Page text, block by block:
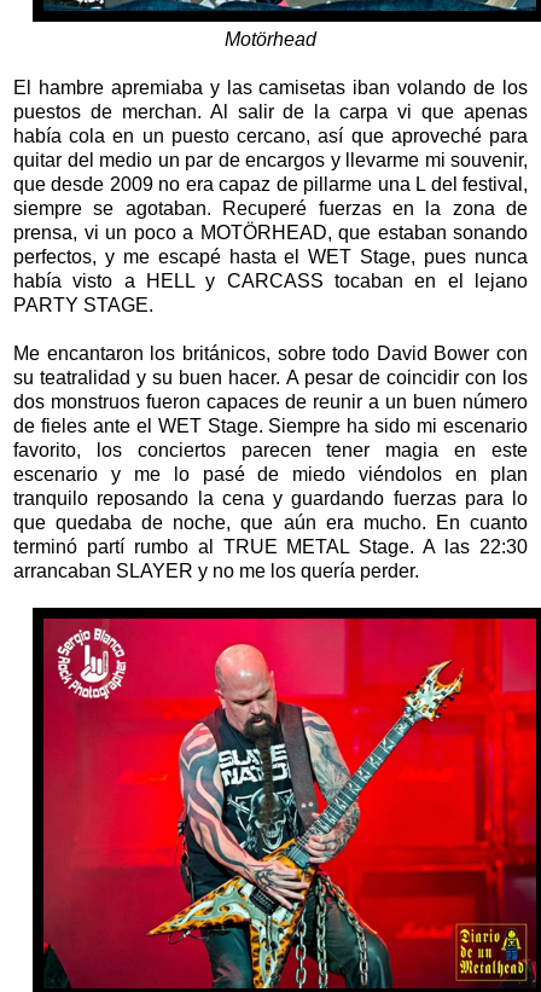
Motörhead
El hambre apremiaba y las camisetas iban volando de los
puestos de merchan. Al salir de la carpa vi que apenas
había cola en un puesto cercano, así que aproveché para
quitar del medio un par de encargos y llevarme mi souvenir,
que desde 2009 no era capaz de pillarme una L del festival,
siempre se agotaban. Recuperé fuerzas en la zona de
prensa, vi un poco a MOTÖRHEAD, que estaban sonando
perfectos, y me escapé hasta el WET Stage, pues nunca
había visto a HELL y CARCASS tocaban en el lejano
PARTY STAGE.
Me encantaron los británicos, sobre todo David Bower con
su teatralidad y su buen hacer. A pesar de coincidir con los
dos monstruos fueron capaces de reunir a un buen número
de fieles ante el WET Stage. Siempre ha sido mi escenario
favorito, los conciertos parecen tener magia en este
escenario y me lo pasé de miedo viéndolos en plan
tranquilo reposando la cena y guardando fuerzas para lo
que quedaba de noche, que aún era mucho. En cuanto
terminó partí rumbo al TRUE METAL Stage. A las 22:30
arrancaban SLAYER y no me los quería perder.